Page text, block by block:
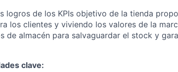
logros de los KPIs objetivo de la tienda
los clientes y viviendo los valores de la
de almacén para salvaguardar el stock y
clave: